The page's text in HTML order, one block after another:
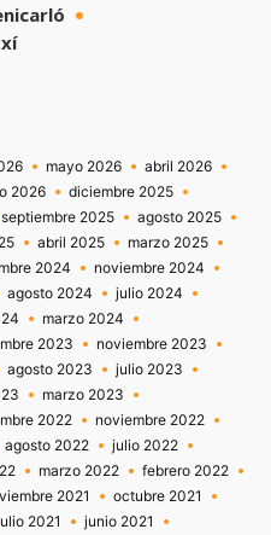
mayo 2026
abril 2026
2026
diciembre 2025
septiembre 2025
agosto 2025
abril 2025
marzo 2025
2024
noviembre 2024
agosto 2024
julio 2024
marzo 2024
2023
noviembre 2023
agosto 2023
julio 2023
marzo 2023
2022
noviembre 2022
agosto 2022
julio 2022
marzo 2022
febrero 2022
2021
octubre 2021
2021
junio 2021